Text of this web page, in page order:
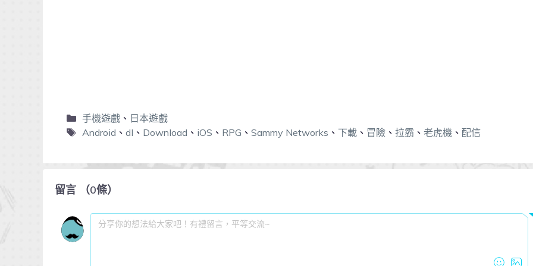
手機遊戲、 日本遊戲
Android 、 dl 、 Download 、 iOS 、 RPG 、 Sammy Networks 、 下載、 冒險、 拉霸 、 老虎機、 配信
留言 （0條）